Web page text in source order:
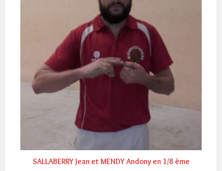
SALLABERRY Jean et MENDY Andony en 1/8 ème